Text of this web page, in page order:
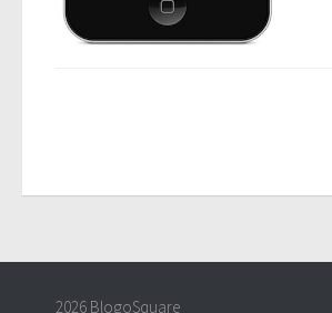
2026 BlogoSquare